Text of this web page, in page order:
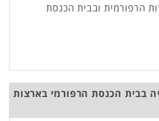
הרפורמית ובבית הכנסת
בבית הכנסת הרפורמי בארצות